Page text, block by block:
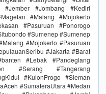
#Jember #Jombang #Kediri
#Malang #Mojokerto
#Pasuruan #Ponorogo
#Sumenep #Sumenep
#Mojokerto #Pasuruan
#Jakarta #Barat
#Lebak #Pandeglang
#Serang #Tangerang
#KulonProgo #Sleman
#SumateraUtara #Medan